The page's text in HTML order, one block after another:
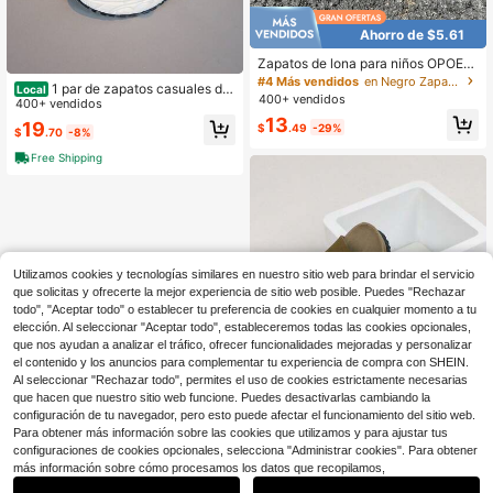
Local 1 par de zapatos casuales de
malla transpirable con cordones y s
uela blanda antideslizante para niñ
os, zapatillas ligeras de verano para
niños mayores
400+ vendidos
$19.70 -8%
Free Shipping
Ahorro de $5.61
Zapatos de lona para niños OPOEE,
de primavera/otoño, estilo coreano,
sencillos, para niños y niñas, de mo
vos, clásicos, versátiles, zapatos de
#4 Más vendidos
en Negro Zapatillas deportivas para niños
400+ vendidos
$13.49 -29%
8
1
0
Utilizamos cookies y tecnologías similares en nuestro sitio web para brindar el servicio
que solicitas y ofrecerte la mejor experiencia de sitio web posible. Puedes "Rechazar
todo", "Aceptar todo" o establecer tu preferencia de cookies en cualquier momento a tu
elección. Al seleccionar "Aceptar todo", estableceremos todas las cookies opcionales,
que nos ayudan a analizar el tráfico, ofrecer funcionalidades mejoradas y personalizar
el contenido y los anuncios para complementar tu experiencia de compra con SHEIN.
Al seleccionar "Rechazar todo", permites el uso de cookies estrictamente necesarias
que hacen que nuestro sitio web funcione. Puedes desactivarlas cambiando la
configuración de tu navegador, pero esto puede afectar el funcionamiento del sitio web.
Para obtener más información sobre las cookies que utilizamos y para ajustar tus
configuraciones de cookies opcionales, selecciona "Administrar cookies". Para obtener
más información sobre cómo procesamos los datos que recopilamos,